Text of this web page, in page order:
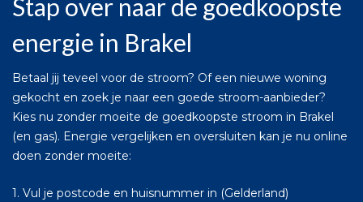
Stap over naar de goedkoopste
energie in Brakel
Betaal jij teveel voor de stroom? Of een nieuwe woning
gekocht en zoek je naar een goede stroom-aanbieder?
Kies nu zonder moeite de goedkoopste stroom in Brakel
(en gas). Energie vergelijken en oversluiten kan je nu online
doen zonder moeite:
1. Vul je postcode en huisnummer in (Gelderland)